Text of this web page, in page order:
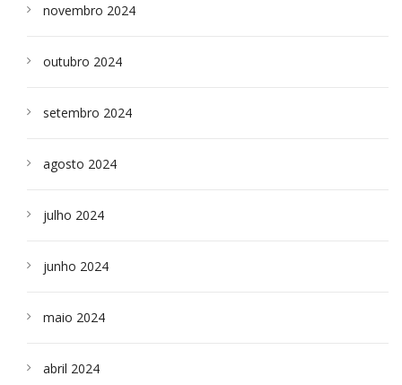
novembro 2024
outubro 2024
setembro 2024
agosto 2024
julho 2024
junho 2024
maio 2024
abril 2024